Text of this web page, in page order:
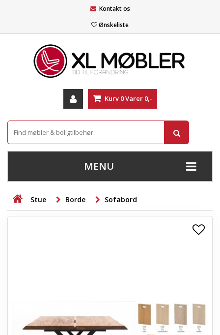
Kontakt os
Ønskeliste
Kurv 0Varer 0,-
MENU
+
STUE
+
+
+
LAMPER
Stue Borde Sofabord